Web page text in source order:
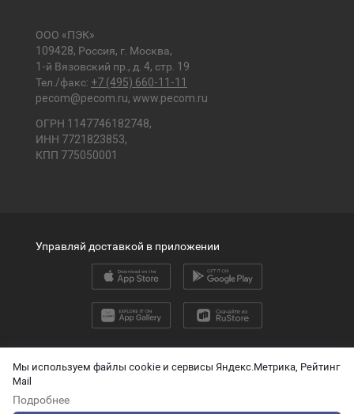
Мы используем файлы cookie и сервисы Яндекс.Метрика, Рейтинг
Mail
Подробнее
ООО «ПЭК»
109428, Россия, г. Москва,
1-й Вязовский пр., д. 4, стр. 19
Тел./факс: +7 (495) 660-11-11
pecom@pecom.ru, www.pecom.ru
ОГРН 1147746182748,
ИНН 7721823853,
КПП 775050001
2026 © ООО «ПЭК»
О защите персональных данных
Управляй доставкой в приложении